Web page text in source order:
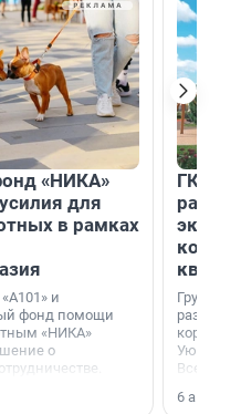
«НИКА»
для
в рамках
и
фонд помощи
«НИКА»
о
ГК
Группа
корпуса
Уютный
6